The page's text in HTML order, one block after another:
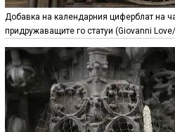
Добавка на календарния циферблат на
придружаващите го статуи (Giovanni